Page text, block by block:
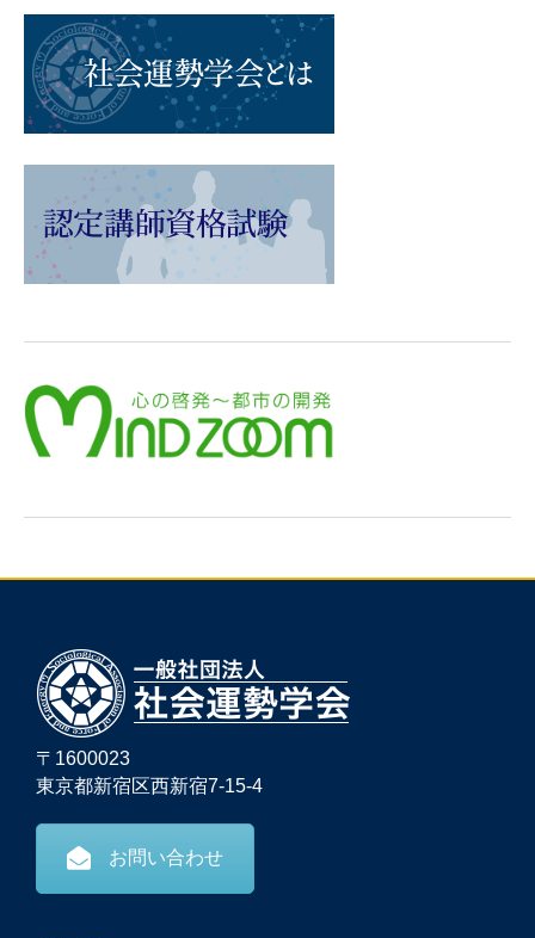
〒1600023
東京都新宿区西新宿7-15-4
お問い合わせ